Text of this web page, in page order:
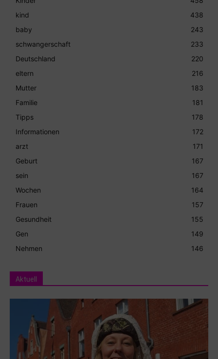
kind
438
baby
243
schwangerschaft
233
Deutschland
220
eltern
216
Mutter
183
Familie
181
Tipps
178
Informationen
172
arzt
171
Geburt
167
sein
167
Wochen
164
Frauen
157
Gesundheit
155
Gen
149
Nehmen
146
Aktuell